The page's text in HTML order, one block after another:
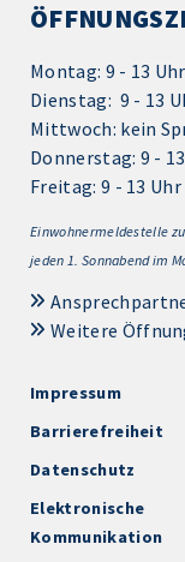
Montag: 9 - 13 Uhr
Dienstag: 9 - 13
Mittwoch: kein
Donnerstag: 9 -
Freitag: 9 - 13 Uhr
Einwohnermeldestelle
jeden 1. Sonnabend im
Weitere
Impressum
Barrierefreiheit
Datenschutz
Elektronische
Kommunikation